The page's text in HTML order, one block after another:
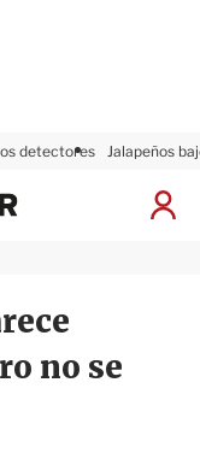
detectores Jalapeños
I
x
i
r no se